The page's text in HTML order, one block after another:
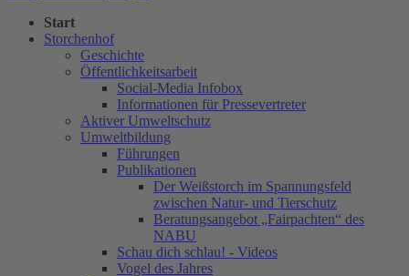
Start
Storchenhof
Geschichte
Öffentlichkeitsarbeit
Social-Media Infobox
Informationen für Pressevertreter
Aktiver Umweltschutz
Umweltbildung
Führungen
Publikationen
Der Weißstorch im Spannungsfeld
zwischen Natur- und Tierschutz
Beratungsangebot „Fairpachten“ des
NABU
Schau dich schlau! - Videos
Vogel des Jahres